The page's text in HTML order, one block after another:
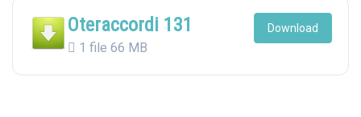
Oteraccordi 131
1 file 66 MB
Download